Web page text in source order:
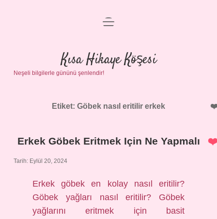
Anasayfa
Gizlilik Politikası
Yasal Uyarı
menüyü
Kısa Hikaye Köşesi
Neşeli bilgilerle gününü şenlendir!
Etiket: Göbek nasıl eritilir erkek
Erkek Göbek Eritmek Için Ne Yapmalı
Tarih: Eylül 20, 2024
Erkek göbek en kolay nasıl eritilir?
Göbek yağları nasıl eritilir? Göbek
yağlarını eritmek için basit